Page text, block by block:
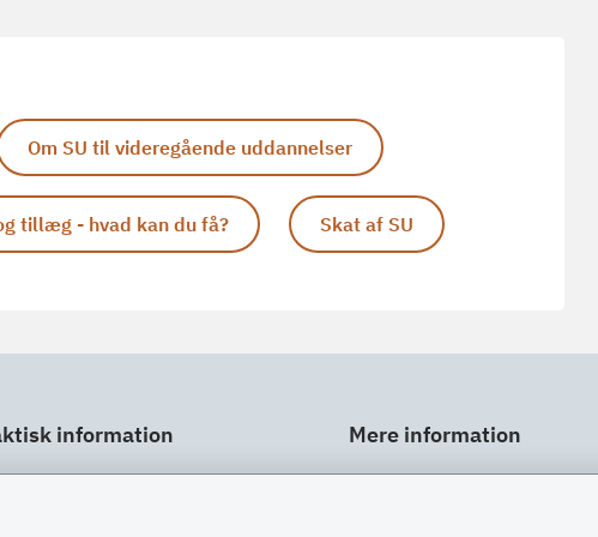
Om SU til videregående uddannelser
tillæg - hvad kan du få? Skat af SU
information
ansvar
Mere information
Links